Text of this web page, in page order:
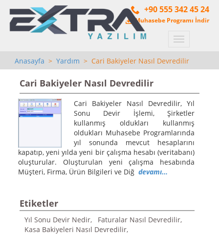
+90 555 342 45 24
Muhasebe Programı İndir
Menü
Anasayfa > Yardım > Cari Bakiyeler Nasıl Devredilir
Cari Bakiyeler Nasıl Devredilir
Cari Bakiyeler Nasıl Devredilir, Yıl
Sonu Devir İşlemi, Şirketler
kullanmış oldukları kullanmış
oldukları Muhasebe Programlarında
yıl sonunda mevcut hesaplarını
kapatıp, yeni yılda yeni bir çalışma hesabı (veritabanı)
oluşturular. Oluşturulan yeni çalışma hesabında
Müşteri, Firma, Ürün Bilgileri ve Diğ devamı...
Etiketler
Yıl Sonu Devir Nedir,
Faturalar Nasıl Devredilir,
Kasa Bakiyeleri Nasıl Devredilir,